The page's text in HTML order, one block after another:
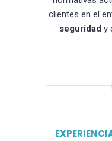
clientes en el
seguridad y